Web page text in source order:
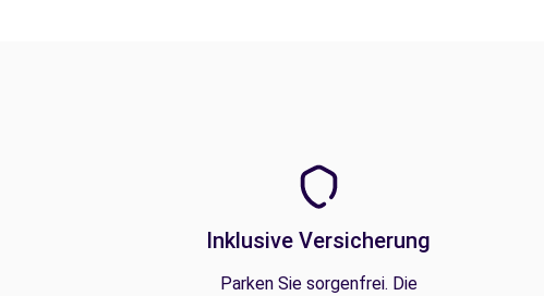
Inklusive Versicherung
Parken Sie sorgenfrei. Die